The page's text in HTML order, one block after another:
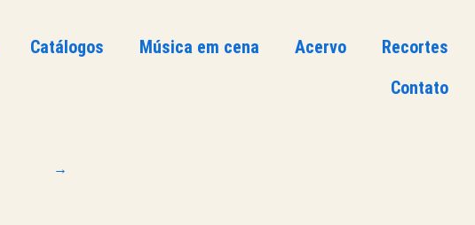
Catálogos Música em cena Acervo
Recortes
Contato
→